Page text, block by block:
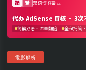
電影解析